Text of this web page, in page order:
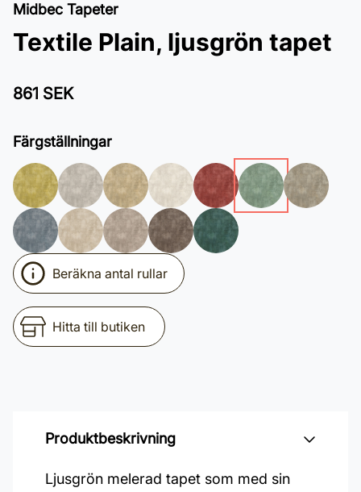
Midbec Tapeter
Textile Plain, ljusgrön tapet
861 SEK
Färgställningar
Beräkna antal rullar
Hitta till butiken
Produktbeskrivning
Ljusgrön melerad tapet som med sin